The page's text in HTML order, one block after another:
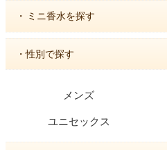
・ ミニ香水を探す
・性別で探す
メンズ
ユニセックス